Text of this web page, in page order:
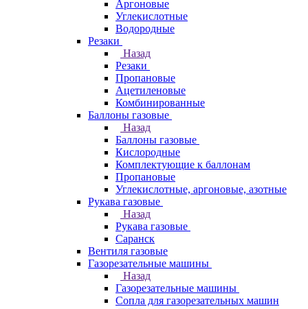
Аргоновые
Углекислотные
Водородные
Резаки
Назад
Резаки
Пропановые
Ацетиленовые
Комбинированные
Баллоны газовые
Назад
Баллоны газовые
Кислородные
Комплектующие к баллонам
Пропановые
Углекислотные, аргоновые, азотные
Рукава газовые
Назад
Рукава газовые
Саранск
Вентиля газовые
Газорезательные машины
Назад
Газорезательные машины
Сопла для газорезательных машин